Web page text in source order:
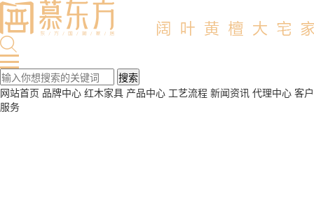
网站首页 品牌中心 红木家具 产品中心 工艺流程 新闻资讯 代理中心 客户
服务